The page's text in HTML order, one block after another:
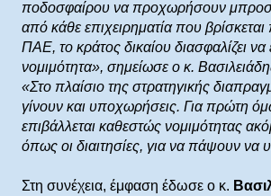
ποδοσφαίρου να προχωρήσουν
από κάθε επιχειρηματία που
ΠΑΕ, το κράτος δικαίου διασφαλίζει να
νομιμότητα», σημείωσε ο κ.
«Στο πλαίσιο της στρατηγικής
γίνουν και υποχωρήσεις. Για πρώτη
επιβάλλεται καθεστώς νομιμότητας
όπως οι διαιτησίες, για να πάψουν να
Στη συνέχεια, έμφαση έδωσε ο κ.